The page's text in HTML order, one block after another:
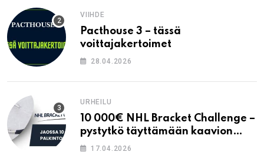
VIIHDE
Pacthouse 3 – tässä
voittajakertoimet
28.04.2026
URHEILU
10 000€ NHL Bracket Challenge –
pystytkö täyttämään kaavion
oikein?
17.04.2026